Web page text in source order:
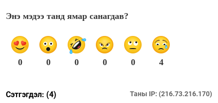
Энэ мэдээ танд ямар санагдав?
0 0 0 0 0 4
Сэтгэгдэл: (4) Таны IP: (216.73.216.170)